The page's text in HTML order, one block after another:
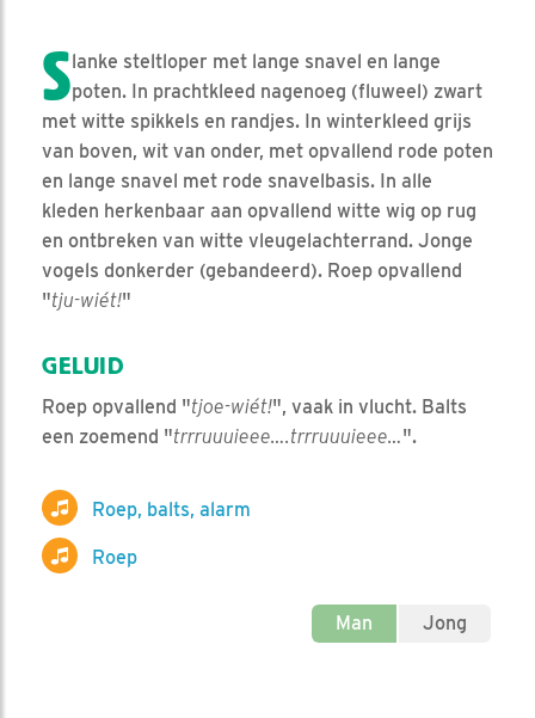
Slanke steltloper met lange snavel en lange
poten. In prachtkleed nagenoeg (fluweel) zwart
met witte spikkels en randjes. In winterkleed grijs
van boven, wit van onder, met opvallend rode poten
en lange snavel met rode snavelbasis. In alle
kleden herkenbaar aan opvallend witte wig op rug
en ontbreken van witte vleugelachterrand. Jonge
vogels donkerder (gebandeerd). Roep opvallend
"tju-wiét!"
GELUID
Roep opvallend "tjoe-wiét!", vaak in vlucht. Balts
een zoemend "trrruuuieee….trrruuuieee…".
Roep, balts, alarm
Roep
Man Jong